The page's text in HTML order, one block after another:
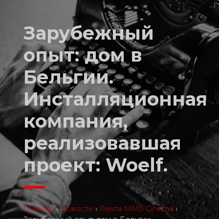
Зарубежный
опыт: дом в
Бельгии.
Инсталляционная
компания,
реализовавшая
проект: Woelf.
Главная › Новости › Лента MMS Cinema ›